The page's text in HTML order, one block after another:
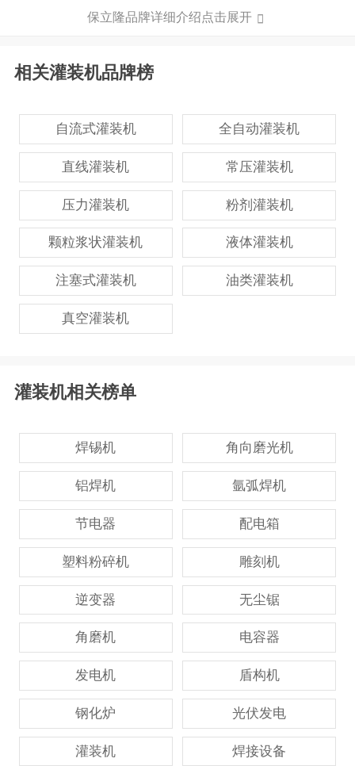
和液体食品生产领域。保立隆品牌详细介绍点击展开
相关灌装机品牌榜
自流式灌装机 全自动灌装机
直线灌装机 常压灌装机
压力灌装机 粉剂灌装机
颗粒浆状灌装机 液体灌装机
注塞式灌装机 油类灌装机
真空灌装机
灌装机相关榜单
焊锡机 角向磨光机
铝焊机 氩弧焊机
节电器 配电箱
塑料粉碎机 雕刻机
逆变器 无尘锯
角磨机 电容器
发电机 盾构机
钢化炉 光伏发电
灌装机 焊接设备